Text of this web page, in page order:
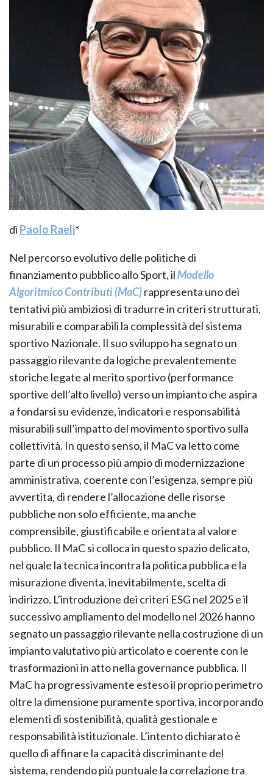
di Paolo Raeli*
Nel percorso evolutivo delle politiche di
finanziamento pubblico allo Sport, ilModello
Algoritmico Contributi(MaC)rappresenta uno dei
tentativi più ambiziosi di tradurre in criteri strutturati,
misurabili e comparabili la complessità del sistema
sportivo Nazionale. Il suo sviluppo ha segnato un
passaggio rilevante da logiche prevalentemente
storiche legate al merito sportivo (performance
sportive dell’alto livello) verso un impianto che aspira
a fondarsi su evidenze, indicatori e responsabilità
misurabili sull’impatto del movimento sportivo sulla
collettività. In questo senso, il MaC va letto come
parte di un processo più ampio di modernizzazione
amministrativa, coerente con l’esigenza, sempre più
avvertita, di rendere l’allocazione delle risorse
pubbliche non solo efficiente, ma anche
comprensibile, giustificabile e orientata al valore
pubblico. Il MaC si colloca in questo spazio delicato,
nel quale la tecnica incontra la politica pubblica e la
misurazione diventa, inevitabilmente, scelta di
indirizzo. L’introduzione dei criteri ESG nel 2025 e il
successivo ampliamento del modello nel 2026 hanno
segnato un passaggio rilevante nella costruzione di un
impianto valutativo più articolato e coerente con le
trasformazioni in atto nella governance pubblica. Il
MaC ha progressivamente esteso il proprio perimetro
oltre la dimensione puramente sportiva, incorporando
elementi di sostenibilità, qualità gestionale e
responsabilità istituzionale. L’intento dichiarato è
quello di affinare la capacità discriminante del
sistema, rendendo più puntuale la correlazione tra